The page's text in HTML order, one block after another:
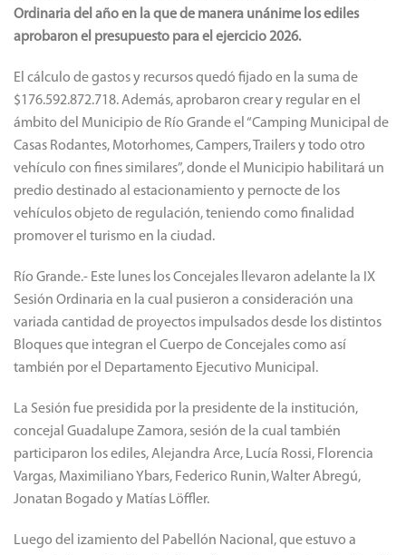
Ordinaria del año en la que de manera unánime los ediles
aprobaron el presupuesto para el ejercicio 2026.
El cálculo de gastos y recursos quedó fijado en la suma de
$176.592.872.718. Además, aprobaron crear y regular en el
ámbito del Municipio de Río Grande el “Camping Municipal de
Casas Rodantes, Motorhomes, Campers, Trailers y todo otro
vehículo con fines similares”, donde el Municipio habilitará un
predio destinado al estacionamiento y pernocte de los
vehículos objeto de regulación, teniendo como finalidad
promover el turismo en la ciudad.
Río Grande.- Este lunes los Concejales llevaron adelante la IX
Sesión Ordinaria en la cual pusieron a consideración una
variada cantidad de proyectos impulsados desde los distintos
Bloques que integran el Cuerpo de Concejales como así
también por el Departamento Ejecutivo Municipal.
La Sesión fue presidida por la presidente de la institución,
concejal Guadalupe Zamora, sesión de la cual también
participaron los ediles, Alejandra Arce, Lucía Rossi, Florencia
Vargas, Maximiliano Ybars, Federico Runin, Walter Abregú,
Jonatan Bogado y Matías Löffler.
Luego del izamiento del Pabellón Nacional, que estuvo a